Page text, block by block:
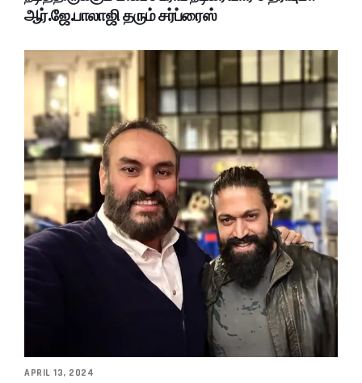
ஆர்.ஜே.பாலாஜி தரும் சர்ப்ரைஸ்
APRIL 13, 2024